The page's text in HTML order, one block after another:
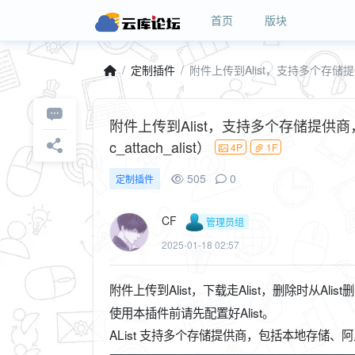
首页 版块
定制插件
附件上传到Alist，支持多个存储提供
c_attach_alist）
4P 1F
定制插件 505 0
CF
管理员组
2025-01-18 02:57
附件上传到Alist，下载走Alist，删除时从Alist
使用本插件前请先配置好Alist。
AList 支持多个存储提供商，包括本地存储、